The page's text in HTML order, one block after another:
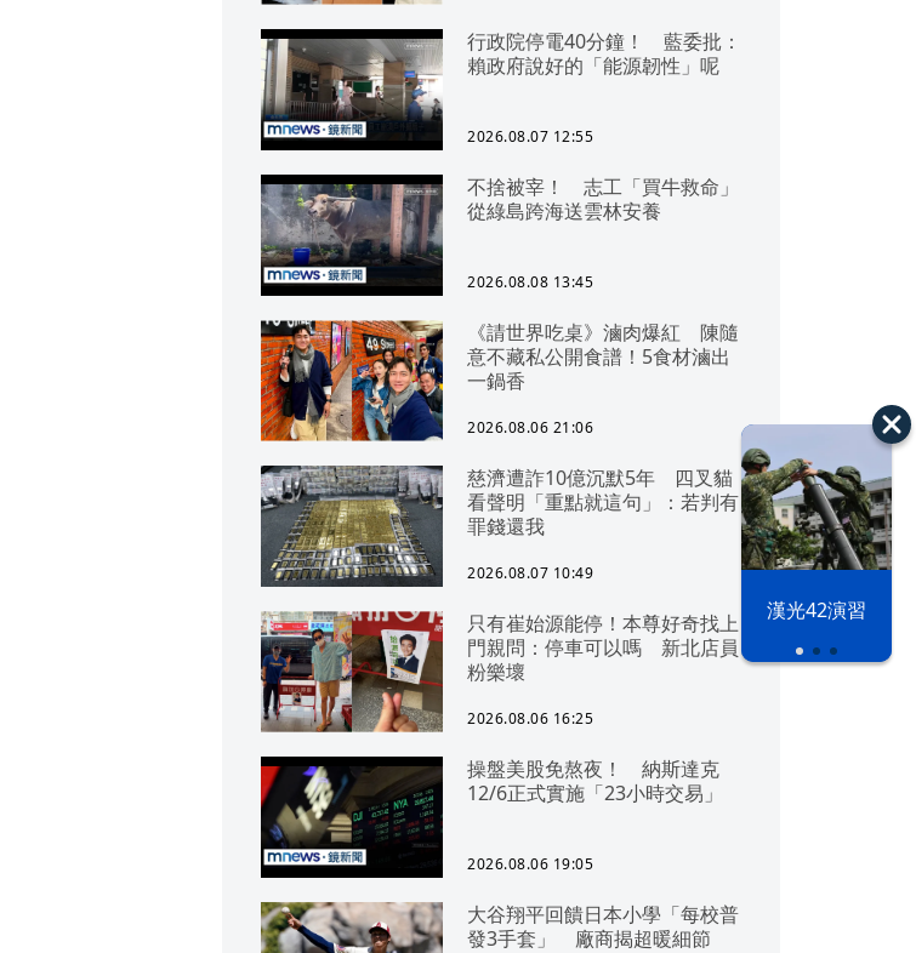
漢光42演習
行政院停電40分鐘！ 藍委批：
賴政府說好的「能源韌性」呢
2026.08.07 12:55
不捨被宰！ 志工「買牛救命」
從綠島跨海送雲林安養
2026.08.08 13:45
《請世界吃桌》滷肉爆紅 陳隨
意不藏私公開食譜！5食材滷出
一鍋香
2026.08.06 21:06
慈濟遭詐10億沉默5年 四叉貓
看聲明「重點就這句」：若判有
罪錢還我
2026.08.07 10:49
只有崔始源能停！本尊好奇找上
門親問：停車可以嗎 新北店員
粉樂壞
2026.08.06 16:25
操盤美股免熬夜！ 納斯達克
12/6正式實施「23小時交易」
2026.08.06 19:05
大谷翔平回饋日本小學「每校普
發3手套」 廠商揭超暖細節